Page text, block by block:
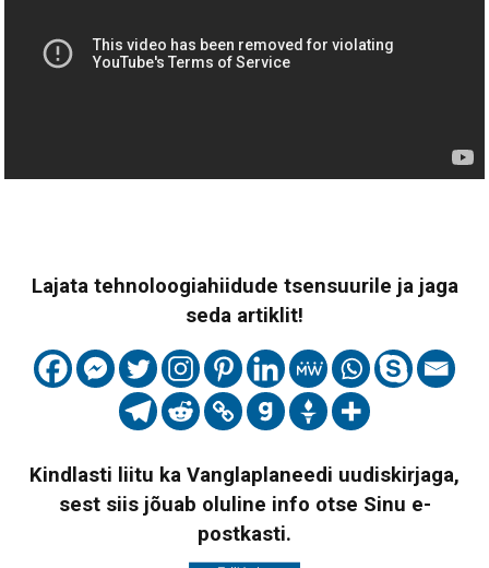
Lajata tehnoloogiahiidude tsensuurile ja jaga
seda artiklit!
Kindlasti liitu ka Vanglaplaneedi uudiskirjaga,
sest siis jõuab oluline info otse Sinu e-
postkasti.